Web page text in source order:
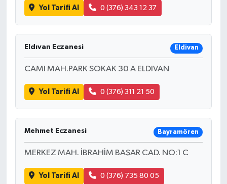
Yol Tarifi Al 0 (376) 343 12 37
Eldıvan Eczanesi Eldivan
CAMI MAH.PARK SOKAK 30 A ELDIVAN
Yol Tarifi Al 0 (376) 311 21 50
Mehmet Eczanesi Bayramören
MERKEZ MAH. İBRAHİM BAŞAR CAD. NO:1 C
Yol Tarifi Al 0 (376) 735 80 05